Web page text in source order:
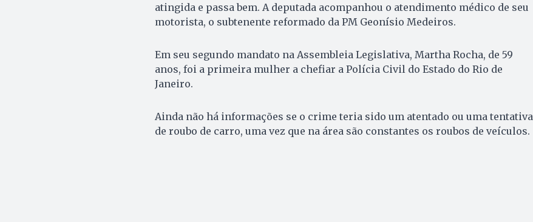
atingida e passa bem. A deputada acompanhou o atendimento médico de seu
motorista, o subtenente reformado da PM Geonísio Medeiros.
Em seu segundo mandato na Assembleia Legislativa, Martha Rocha, de 59
anos, foi a primeira mulher a chefiar a Polícia Civil do Estado do Rio de
Janeiro.
Ainda não há informações se o crime teria sido um atentado ou uma tentativa
de roubo de carro, uma vez que na área são constantes os roubos de veículos.